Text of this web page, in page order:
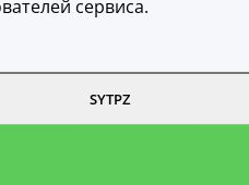
сервиса.
SYTPZ